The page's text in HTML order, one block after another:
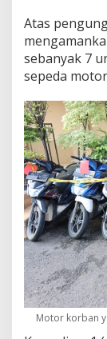
Atas
sebanyak 7
sepeda
Motor korban